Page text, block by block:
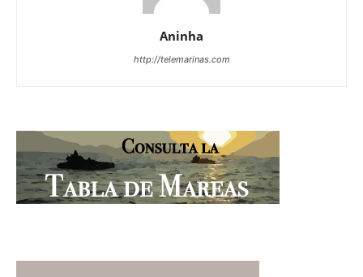
Aninha
http://telemarinas.com